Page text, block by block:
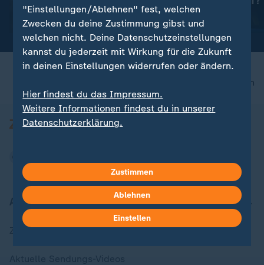
Iran-Krieg und Nahost-
Konflikt: Alle Nachrichten im
Liveblog
mit Video
nach oben
Aktuell bei ZDFheute
Zuletzt veröffentlicht
"Einstellungen/Ablehnen" fest, welchen
Zwecken du deine Zustimmung gibst und
welchen nicht. Deine Datenschutzeinstellungen
kannst du jederzeit mit Wirkung für die Zukunft
in deinen Einstellungen widerrufen oder ändern.
Hier findest du das Impressum.
Weitere Informationen findest du in unserer
Datenschutzerklärung.
Zustimmen
Ablehnen
Einstellen